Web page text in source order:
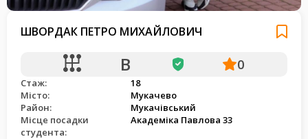
ШВОРДАК ПЕТРО МИХАЙЛОВИЧ
B 0
Стаж:
18
Місто:
Мукачево
Район:
Мукачівський
Місце посадки
студента:
Академіка Павлова 33